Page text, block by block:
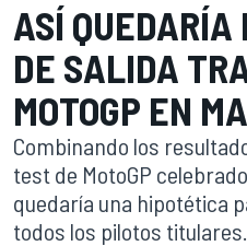
ASÍ
DE SALIDA
MOTOGP EN
Combinando los
test de MotoGP
quedaría una hipotética
todos los pilotos titulares.